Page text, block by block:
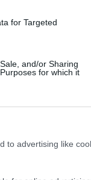
for Targeted
and/or Sharing
for which it
to advertising like